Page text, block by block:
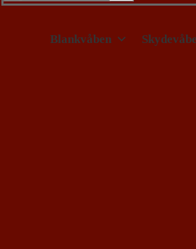
efter:
Blankvåben